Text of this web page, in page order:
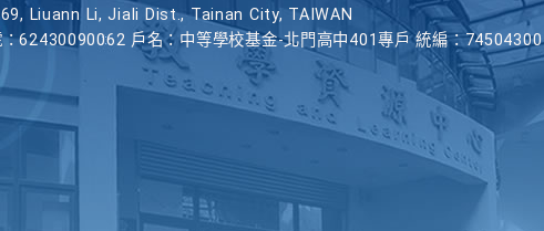
Liuann Li, Jiali Dist., Tainan City, TAIWAN
62430090062 戶名：中等學校基金-北門高中401專戶 統編：74504300